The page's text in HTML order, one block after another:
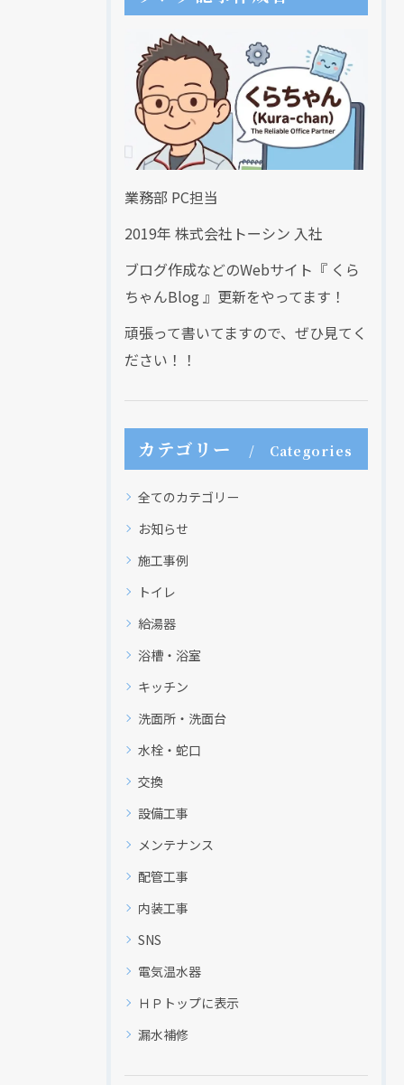
業務部 PC担当
2019年 株式会社トーシン 入社
ブログ作成などのWebサイト『 くら
ちゃんBlog 』更新をやってます！
頑張って書いてますので、ぜひ見てく
ださい！！
カテゴリー Categories
全てのカテゴリー
お知らせ
施工事例
トイレ
給湯器
浴槽・浴室
キッチン
洗面所・洗面台
水栓・蛇口
交換
設備工事
メンテナンス
配管工事
内装工事
SNS
電気温水器
ＨＰトップに表示
漏水補修